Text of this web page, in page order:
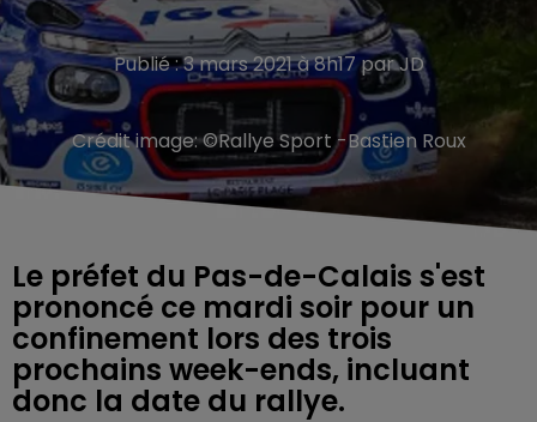
Publié : 3 mars 2021 à 8h17 par JD
Crédit image:©Rallye Sport -Bastien Roux
Le préfet du Pas-de-Calais s'est
prononcé ce mardi soir pour un
confinement lors des trois
prochains week-ends, incluant
donc la date du rallye.